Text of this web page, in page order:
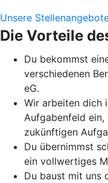
Unsere
Die Vorteile
Du bekommst
verschiedenen
eG.
Wir arbeiten dich
Aufgabenfeld
zukünftigen
Du übernimmst
ein vollwertiges
Du baust mit uns